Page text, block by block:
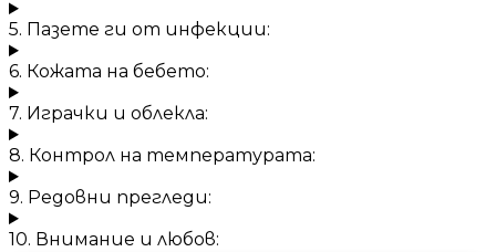
5. Пазете ги от инфекции:
6. Кожата на бебето:
7. Играчки и облекла:
8. Контрол на температурата:
9. Редовни прегледи:
10. Внимание и любов: